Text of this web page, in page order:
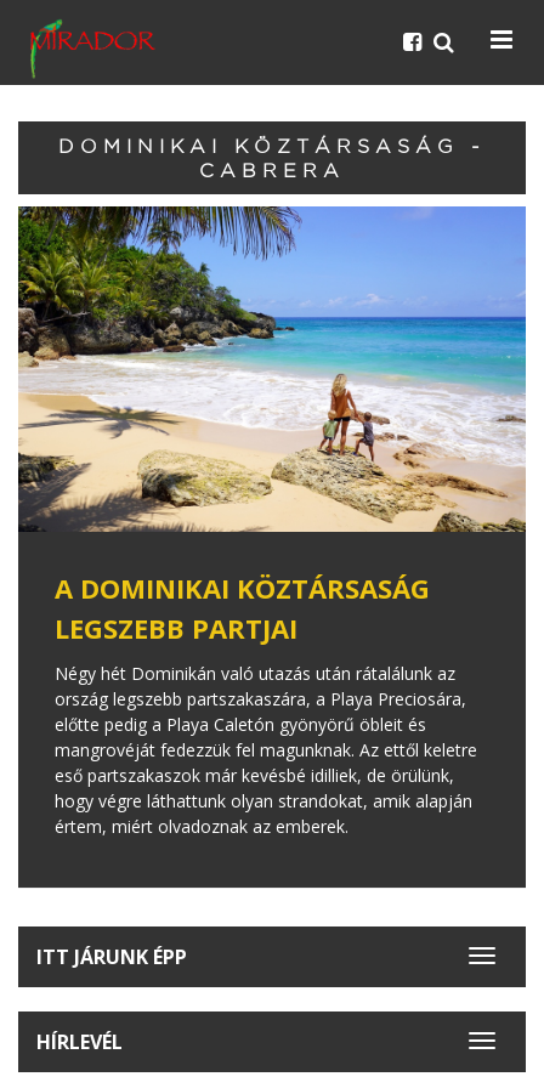
DOMINIKAI KÖZTÁRSASÁG -
CABRERA
A DOMINIKAI KÖZTÁRSASÁG
LEGSZEBB PARTJAI
Négy hét Dominikán való utazás után rátalálunk az
ország legszebb partszakaszára, a Playa Preciosára,
előtte pedig a Playa Caletón gyönyörű öbleit és
mangrovéját fedezzük fel magunknak. Az ettől keletre
eső partszakaszok már kevésbé idilliek, de örülünk,
hogy végre láthattunk olyan strandokat, amik alapján
értem, miért olvadoznak az emberek.
Toggle
ITT JÁRUNK ÉPP
Toggle
HÍRLEVÉL